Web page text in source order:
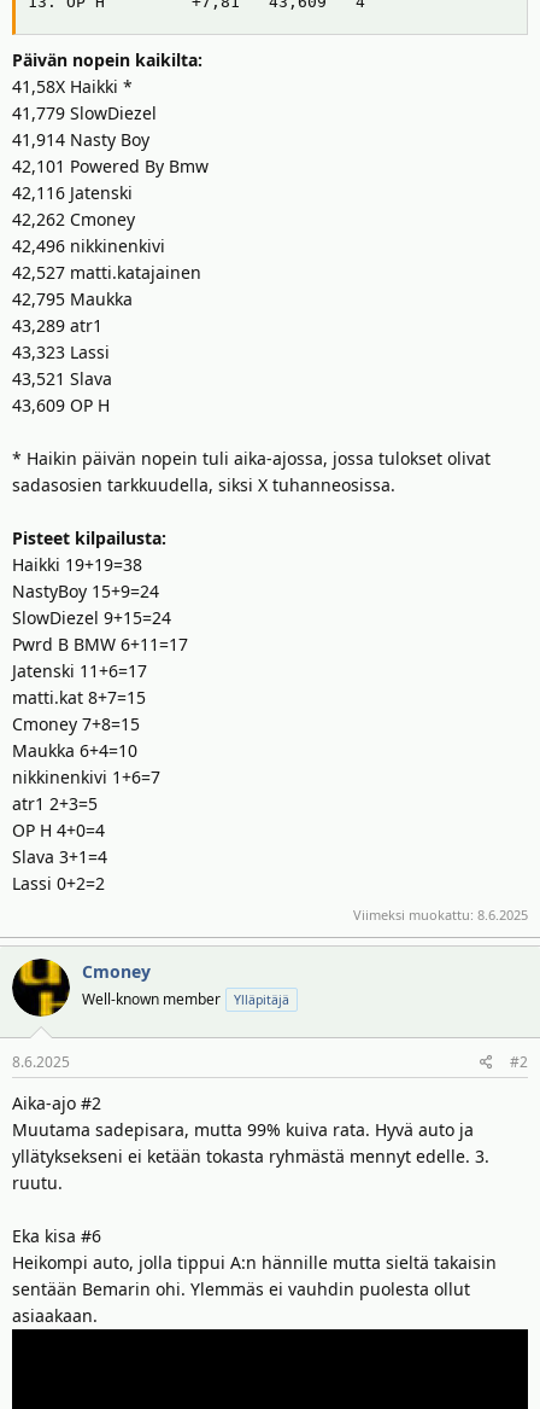
Päivän nopein kaikilta:
41,58X Haikki *
41,779 SlowDiezel
41,914 Nasty Boy
42,101 Powered By Bmw
42,116 Jatenski
42,262 Cmoney
42,496 nikkinenkivi
42,527 matti.katajainen
42,795 Maukka
43,289 atr1
43,323 Lassi
43,521 Slava
43,609 OP H
* Haikin päivän nopein tuli aika-ajossa, jossa tulokset olivat
sadasosien tarkkuudella, siksi X tuhanneosissa.
Pisteet kilpailusta:
Haikki 19+19=38
NastyBoy 15+9=24
SlowDiezel 9+15=24
Pwrd B BMW 6+11=17
Jatenski 11+6=17
matti.kat 8+7=15
Cmoney 7+8=15
Maukka 6+4=10
nikkinenkivi 1+6=7
atr1 2+3=5
OP H 4+0=4
Slava 3+1=4
Lassi 0+2=2
Viimeksi muokattu: 8.6.2025
Cmoney
Well-known member Ylläpitäjä
8.6.2025 #2
Aika-ajo #2
Muutama sadepisara, mutta 99% kuiva rata. Hyvä auto ja
yllätyksekseni ei ketään tokasta ryhmästä mennyt edelle. 3.
ruutu.
Eka kisa #6
Heikompi auto, jolla tippui A:n hännille mutta sieltä takaisin
sentään Bemarin ohi. Ylemmäs ei vauhdin puolesta ollut
asiaakaan.